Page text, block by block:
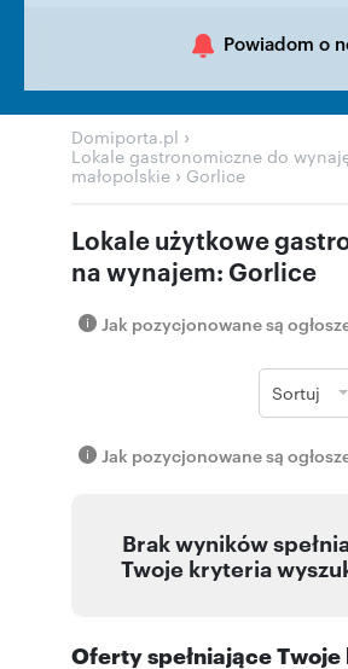
Powiadom o
Domiporta.pl ›
Lokale gastronomiczne do
małopolskie › Gorlice
Lokale użytkowe
na wynajem: Gorlice
Jak pozycjonowane są
Sortuj
Jak pozycjonowane są
Brak wyników
Twoje kryteria
Oferty spełniające